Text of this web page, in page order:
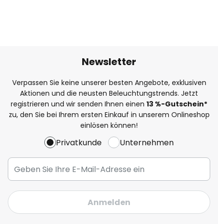
Newsletter
Verpassen Sie keine unserer besten Angebote, exklusiven
Aktionen und die neusten Beleuchtungstrends. Jetzt
registrieren und wir senden Ihnen einen 13 %-Gutschein*
zu, den Sie bei Ihrem ersten Einkauf in unserem Onlineshop
einlösen können!
Privatkunde Unternehmen
Anmelden